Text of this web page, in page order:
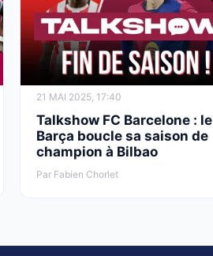
21 MAI 2025, 17:40
Talkshow FC Barcelone : le
Barça boucle sa saison de
champion à Bilbao
Par Fabien Chorlet